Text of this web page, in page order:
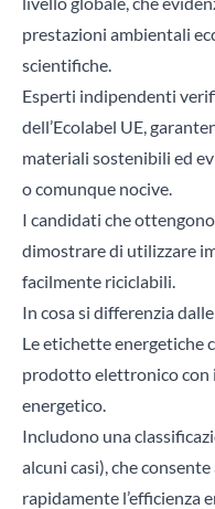
prestazioni ambientali
scientifiche.
Esperti indipendenti
dell’Ecolabel UE,
materiali sostenibili ed
o comunque nocive.
I candidati che
dimostrare di utilizzare
facilmente riciclabili.
In cosa si differenzia
Le etichette energetiche
prodotto elettronico con
energetico.
Includono una
alcuni casi), che
rapidamente l’efficienza